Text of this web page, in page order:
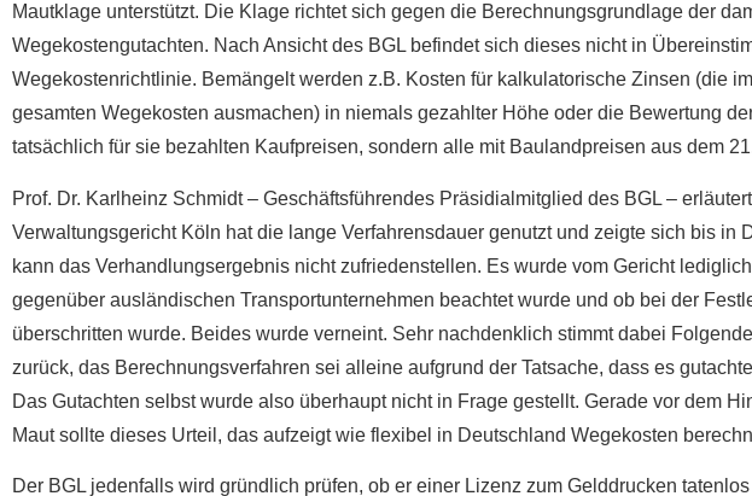
Mautklage unterstützt. Die Klage richtet sich gegen die Berechnungsgrundlage der
Wegekostengutachten. Nach Ansicht des BGL befindet sich dieses nicht in
Wegekostenrichtlinie. Bemängelt werden z.B. Kosten für kalkulatorische Zinsen (die
gesamten Wegekosten ausmachen) in niemals gezahlter Höhe oder die Bewertung
tatsächlich für sie bezahlten Kaufpreisen, sondern alle mit Baulandpreisen aus dem
Prof. Dr. Karlheinz Schmidt – Geschäftsführendes Präsidialmitglied des BGL –
Verwaltungsgericht Köln hat die lange Verfahrensdauer genutzt und zeigte sich bis in
kann das Verhandlungsergebnis nicht zufriedenstellen. Es wurde vom Gericht
gegenüber ausländischen Transportunternehmen beachtet wurde und ob bei der
überschritten wurde. Beides wurde verneint. Sehr nachdenklich stimmt dabei
zurück, das Berechnungsverfahren sei alleine aufgrund der Tatsache, dass es
Das Gutachten selbst wurde also überhaupt nicht in Frage gestellt. Gerade vor dem
Maut sollte dieses Urteil, das aufzeigt wie flexibel in Deutschland Wegekosten
Der BGL jedenfalls wird gründlich prüfen, ob er einer Lizenz zum Gelddrucken